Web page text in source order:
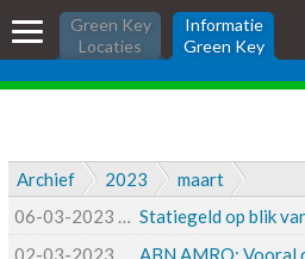
links
Jump
to
Jump
to
the
navigation
Archief 2023
maart
06-03-2023
Statiegeld op blik
02-03-2023
ABN AMRO: Vooral
Green Key
Locaties
Informatie
Green Key
Informatie Green
Key
Ik wil Green Key
Ik heb Green Key